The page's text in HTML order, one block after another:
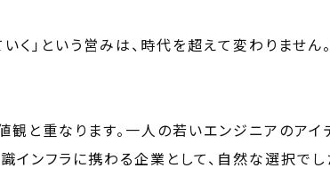
」という営みは、時代を超えて変わりません
と重なります。一人の若いエンジニアのアイ
ンフラに携わる企業として、自然な選択でし